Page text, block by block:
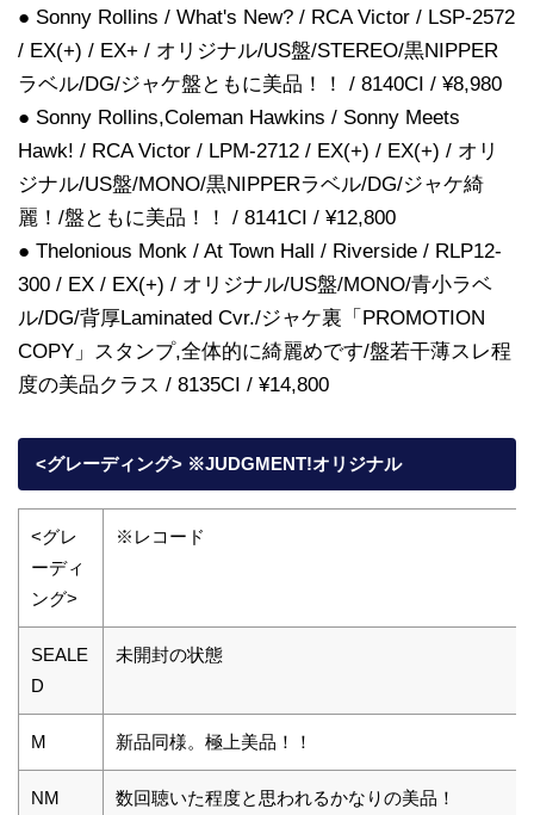
● Sonny Rollins / What's New? / RCA Victor / LSP-2572
/ EX(+) / EX+ / オリジナル/US盤/STEREO/黒NIPPER
ラベル/DG/ジャケ盤ともに美品！！ / 8140CI / ¥8,980
● Sonny Rollins,Coleman Hawkins / Sonny Meets
Hawk! / RCA Victor / LPM-2712 / EX(+) / EX(+) / オリ
ジナル/US盤/MONO/黒NIPPERラベル/DG/ジャケ綺
麗！/盤ともに美品！！ / 8141CI / ¥12,800
● Thelonious Monk / At Town Hall / Riverside / RLP12-
300 / EX / EX(+) / オリジナル/US盤/MONO/青小ラベ
ル/DG/背厚Laminated Cvr./ジャケ裏「PROMOTION
COPY」スタンプ,全体的に綺麗めです/盤若干薄スレ程
度の美品クラス / 8135CI / ¥14,800
<グレーディング> ※JUDGMENT!オリジナル
<グレ
ーディ
ング>
※レコード
SEALE
D
未開封の状態
M 新品同様。極上美品！！
NM 数回聴いた程度と思われるかなりの美品！